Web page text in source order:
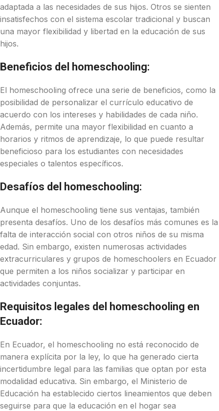
adaptada a las necesidades de sus hijos. Otros se sienten
insatisfechos con el sistema escolar tradicional y buscan
una mayor flexibilidad y libertad en la educación de sus
hijos.
Beneficios del homeschooling:
El homeschooling ofrece una serie de beneficios, como la
posibilidad de personalizar el currículo educativo de
acuerdo con los intereses y habilidades de cada niño.
Además, permite una mayor flexibilidad en cuanto a
horarios y ritmos de aprendizaje, lo que puede resultar
beneficioso para los estudiantes con necesidades
especiales o talentos específicos.
Desafíos del homeschooling:
Aunque el homeschooling tiene sus ventajas, también
presenta desafíos. Uno de los desafíos más comunes es la
falta de interacción social con otros niños de su misma
edad. Sin embargo, existen numerosas actividades
extracurriculares y grupos de homeschoolers en Ecuador
que permiten a los niños socializar y participar en
actividades conjuntas.
Requisitos legales del homeschooling en
Ecuador:
En Ecuador, el homeschooling no está reconocido de
manera explícita por la ley, lo que ha generado cierta
incertidumbre legal para las familias que optan por esta
modalidad educativa. Sin embargo, el Ministerio de
Educación ha establecido ciertos lineamientos que deben
seguirse para que la educación en el hogar sea